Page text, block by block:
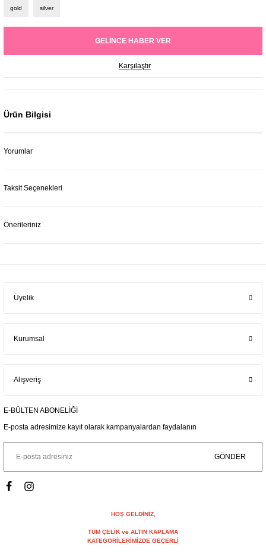
gold silver
GELINCE HABER VER
Karşılaştır
Ürün Bilgisi
Yorumlar
Taksit Seçenekleri
Önerileriniz
Üyelik
Kurumsal
Alışveriş
E-BÜLTEN ABONELİĞİ
E-posta adresimize kayıt olarak kampanyalardan faydalanın
GÖNDER
HOŞ GELDİNİZ,
TÜM ÇELİK ve ALTIN KAPLAMA
KATEGORİLERİMİZDE GEÇERLİ